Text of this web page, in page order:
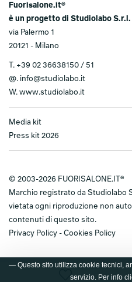
— Questo sito utilizza cookie tecnici,
servizio. Per info
Fuorisalone.it®
è un progetto di Studiolabo S.r.l.
via Palermo 1
20121 - Milano
T. +39 02 36638150 / 51
@. info@studiolabo.it
W. www.studiolabo.it
Media kit
Press kit 2026
© 2003-2026 FUORISALONE.IT®
Marchio registrato da Studiolabo
vietata ogni riproduzione non
contenuti di questo sito.
Privacy Policy - Cookies Policy